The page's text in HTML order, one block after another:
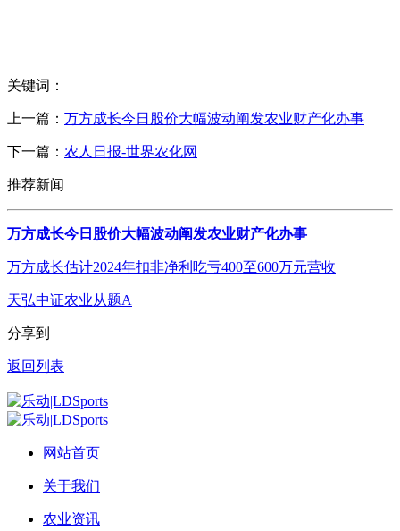
关键词：
上一篇： 万方成长今日股价大幅波动阐发农业财产化办事
下一篇： 农人日报-世界农化网
推荐新闻
万方成长今日股价大幅波动阐发农业财产化办事
万方成长估计2024年扣非净利吃亏400至600万元营收
天弘中证农业从题A
分享到
返回列表
网站首页
关于我们
农业资讯